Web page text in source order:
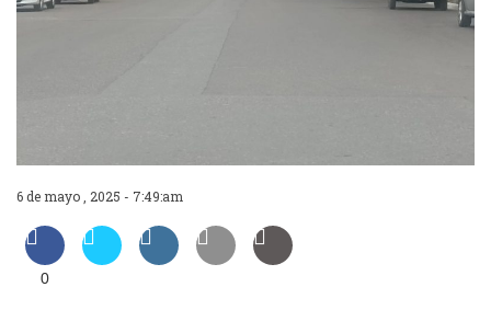
6 de mayo , 2025 - 7:49:am
0